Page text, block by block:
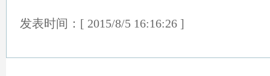
发表时间：[ 2015/8/5 16:16:26 ]